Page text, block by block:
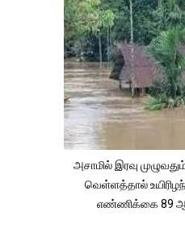
அசாமில் இரவு
வெள்ளத்தால்
எண்ணிக்கை 89